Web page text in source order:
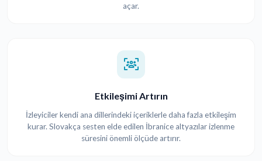
açar.
Etkileşimi Artırın
İzleyiciler kendi ana dillerindeki içeriklerle daha fazla etkileşim
kurar. Slovakça sesten elde edilen İbranice altyazılar izlenme
süresini önemli ölçüde artırır.